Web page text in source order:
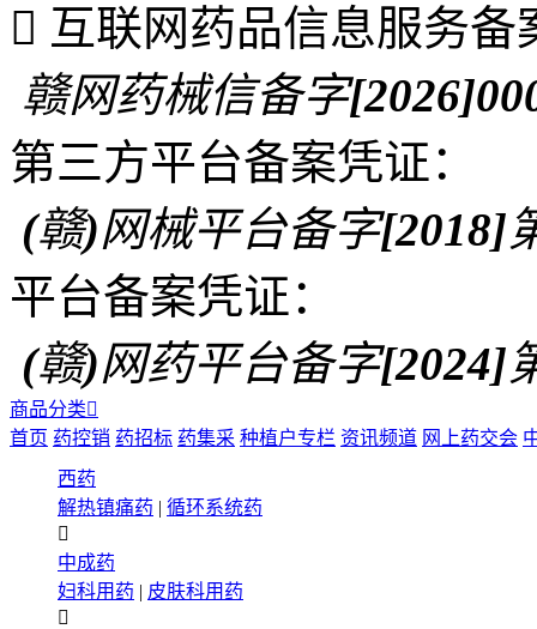
 互联网药品信息服务备
赣网药械信备字
第三方平台备案凭证：
(赣)网械平台备字[2018]
平台备案凭证：
(赣)网药平台备字[2024]
商品分类
首页 药控销 药招标 药集采 种植户专栏 资讯频道 网上药交会
西药
解热镇痛药 | 循环系统药

中成药
妇科用药 | 皮肤科用药
